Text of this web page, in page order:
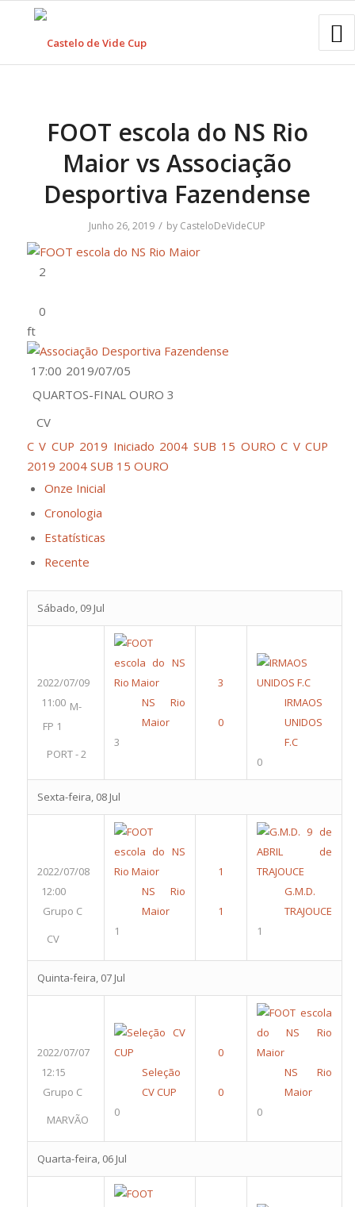
FOOT escola do NS Rio
Maior vs Associação
Desportiva Fazendense
Junho 26, 2019 / by CasteloDeVideCUP
ft
2019/07/05
17:00
QUARTOS-FINAL OURO 3
CV
C V CUP 2019 Iniciado 2004 SUB 15 OURO C V CUP
2019 2004 SUB 15 OURO
Onze Inicial
Cronologia
Estatísticas
Recente
Sábado, 09 Jul
2022/07/09
11:00 M-
FP 1
PORT - 2
NS Rio
Maior
3
IRMAOS
UNIDOS
F.C
0
Sexta-feira, 08 Jul
2022/07/08
12:00
Grupo C
CV
NS Rio
Maior
1
G.M.D.
TRAJOUCE
1
Quinta-feira, 07 Jul
2022/07/07
12:15
Grupo C
MARVÃO
Seleção
CV CUP
0
NS Rio
Maior
0
Quarta-feira, 06 Jul